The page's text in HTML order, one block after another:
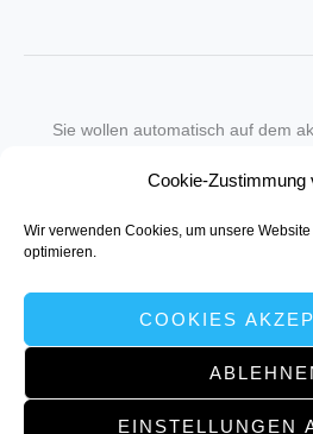
Cookie-Zustimmung
Wir verwenden Cookies, um unsere
optimieren.
COOKIES
EINSTELLUNGEN
Sie wollen automatisch auf dem
in unseren Newsletter-
Senden Sie für ein Angebot einfach